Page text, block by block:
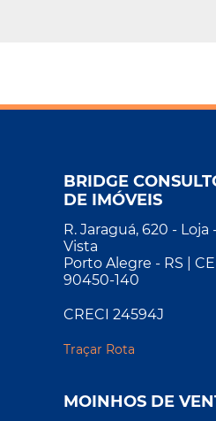
BRIDGE
DE IMÓVEIS
R. Jaraguá, 620 - Loja
Vista
Porto Alegre - RS |
90450-140
CRECI 24594J
Traçar Rota
MOINHOS DE